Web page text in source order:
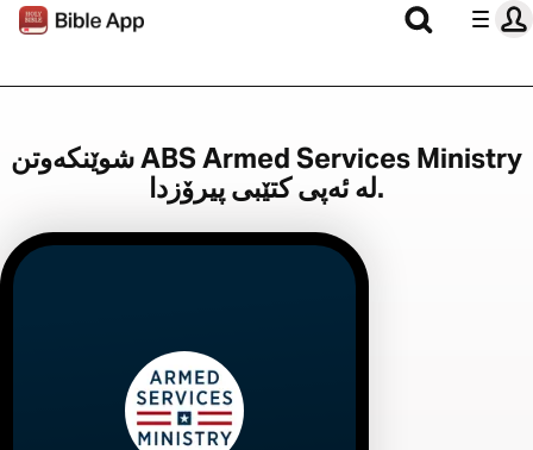
شوێنکەوتن ABS Armed Services Ministry
لە ئەپی کتێبی پیرۆزدا.